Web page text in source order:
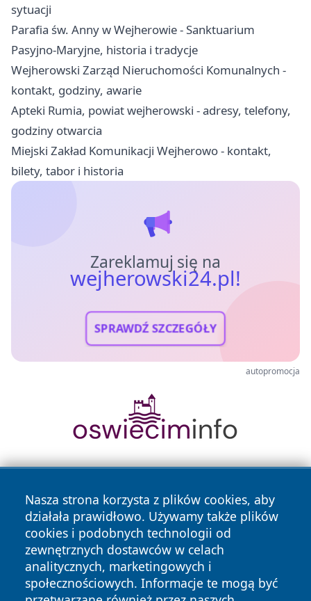
sytuacji
Parafia św. Anny w Wejherowie - Sanktuarium
Pasyjno-Maryjne, historia i tradycje
Wejherowski Zarząd Nieruchomości Komunalnych -
kontakt, godziny, awarie
Apteki Rumia, powiat wejherowski - adresy, telefony,
godziny otwarcia
Miejski Zakład Komunikacji Wejherowo - kontakt,
bilety, tabor i historia
Zareklamuj się na
wejherowski24.pl!
SPRAWDŹ SZCZEGÓŁY
autopromocja
Nasza strona korzysta z plików cookies, aby
działała prawidłowo. Używamy także plików
cookies i podobnych technologii od
zewnętrznych dostawców w celach
analitycznych, marketingowych i
społecznościowych. Informacje te mogą być
Copyright © 2026 wejherowski24.pl Wszystkie prawa
zastrzeżone.